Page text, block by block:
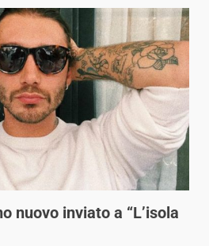
nuovo inviato a “L’isola